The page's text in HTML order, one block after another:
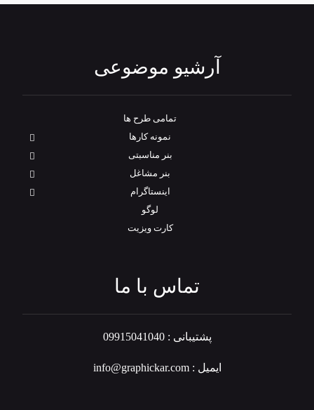
آرشیو موضوعی
تمامی طرح‌ ها
نمونه کارها
بنر مناسبتی
بنر مشاغل
اینستاگرام
لوگو
کارت ویزیت
تماس با ما
پشتیبانی : 09915041040
ایمیل : info@graphickar.com